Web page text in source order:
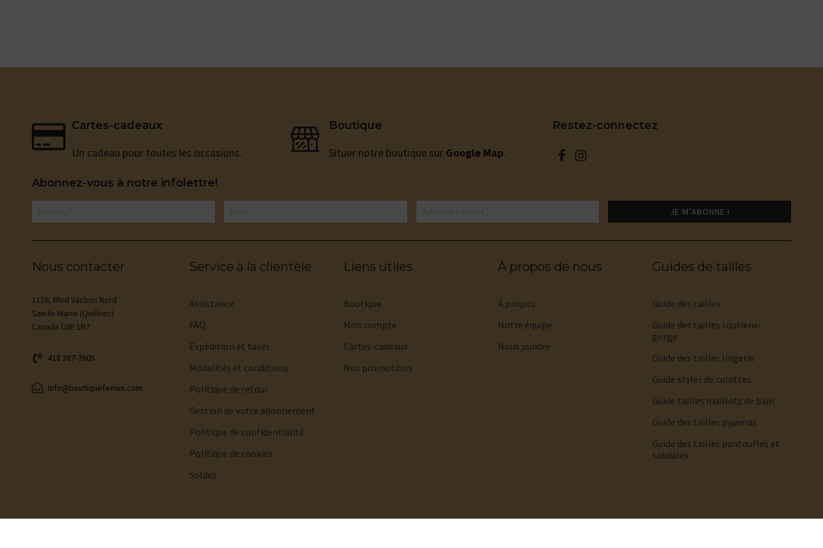
Cartes-cadeaux
Un cadeau pour toutes les occasions.
Boutique
Situer notre boutique sur Google Map.
Restez-connectez
Abonnez-vous à notre infolettre!
Nous contacter
1116, Blvd Vachon Nord
Sainte-Marie (Québec)
Canada G6E 1N7
418 387-7605
Info@boutiquefemini.com
Service à la clientèle
Assistance
FAQ
Expédition et taxes
Modalités et conditions
Politique de retour
Gestion de votre abonnement
Politique de confidentialité
Politique de cookies
Soldes
Liens utiles
Boutique
Mon compte
Cartes-cadeaux
Nos promotions
À propos de nous
À propos
Notre équipe
Nous joindre
Guides de tailles
Guide des tailles
Guide des tailles soutiens-
gorge
Guide des tailles lingerie
Guide styles de culottes
Guide tailles maillots de bain
Guide des tailles pyjamas
Guide des tailles pantoufles et
sandales